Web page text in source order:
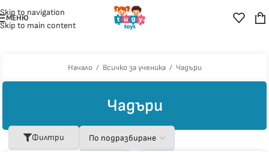
Skip to navigation
Skip to main content
МЕНЮ
Начало / Всичко за ученика / Чадъри
Чадъри
Филтри